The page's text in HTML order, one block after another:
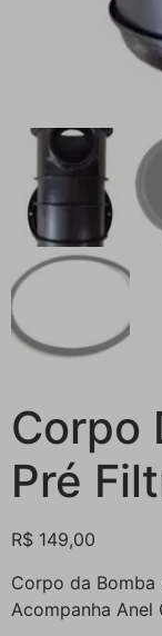
Corpo
Pré
R$ 149,00
Corpo da Bomba
Acompanha Anel